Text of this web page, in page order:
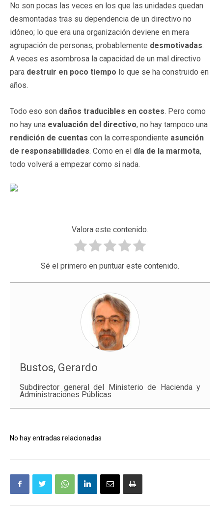
No son pocas las veces en los que las unidades quedan
desmontadas tras su dependencia de un directivo no
idóneo; lo que era una organización deviene en mera
agrupación de personas, probablemente desmotivadas.
A veces es asombrosa la capacidad de un mal directivo
para destruir en poco tiempo lo que se ha construido en
años.
Todo eso son daños traducibles en costes. Pero como
no hay una evaluación del directivo, no hay tampoco una
rendición de cuentas con la correspondiente asunción
de responsabilidades. Como en el día de la marmota,
todo volverá a empezar como si nada.
Valora este contenido.
Sé el primero en puntuar este contenido.
Bustos, Gerardo
Subdirector general del Ministerio de Hacienda y
Administraciones Públicas
No hay entradas relacionadas